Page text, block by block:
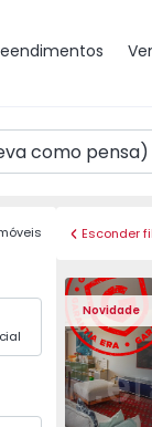
Esconder
Novidade
T3